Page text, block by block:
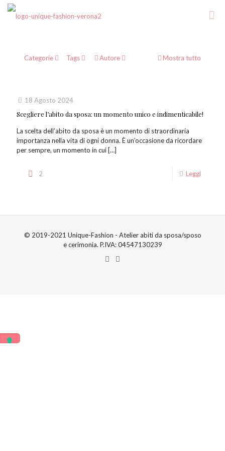
Categorie Tags Autore Mostra tutto
18 Agosto 2024
Scegliere l’abito da sposa: un momento unico e indimenticabile!
La scelta dell’abito da sposa è un momento di straordinaria
importanza nella vita di ogni donna. È un’occasione da ricordare
per sempre, un momento in cui […]
2 Leggi
© 2019-2021 Unique-Fashion - Atelier abiti da sposa/sposo
e cerimonia. P.IVA: 04547130239